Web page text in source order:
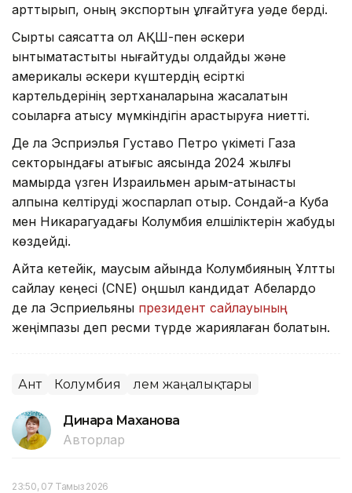
арттырып, оның экспортын ұлғайтуға уәде берді.
Сыртқы саясатта ол АҚШ-пен әскери
ынтымақтастықты нығайтуды қолдайды және
америкалық әскери күштердің есірткі
картельдерінің зертханаларына жасалатын
соққыларға қатысу мүмкіндігін қарастыруға ниетті.
Де ла Эсприэлья Густаво Петро үкіметі Газа
секторындағы қақтығыс аясында 2024 жылғы
мамырда үзген Израильмен қарым-қатынасты
қалпына келтіруді жоспарлап отыр. Сондай-ақ Куба
мен Никарагуадағы Колумбия елшіліктерін жабуды
көздейді.
Айта кетейік, маусым айында Колумбияның Ұлттық
сайлау кеңесі (CNE) оңшыл кандидат Абелардо
де ла Эсприельяны президент сайлауының
жеңімпазы деп ресми түрде жариялаған болатын.
Ант Колумбия Әлем жаңалықтары
Динара Маханова
Авторлар
23:50, 07 Тамыз 2026